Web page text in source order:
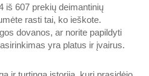
iš 607 prekių deimantinių
rasti tai, ko ieškote.
dovanos, ar norite papildyti
yra platus ir įvairus.